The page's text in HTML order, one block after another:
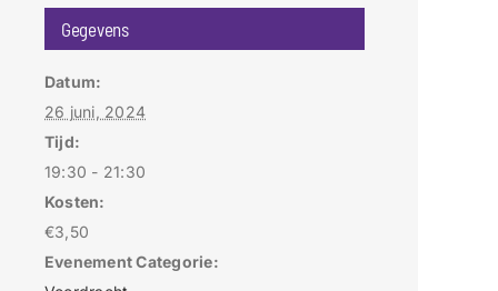
Gegevens
Datum:
26 juni, 2024
Tijd:
19:30 - 21:30
Kosten:
€3,50
Evenement Categorie: